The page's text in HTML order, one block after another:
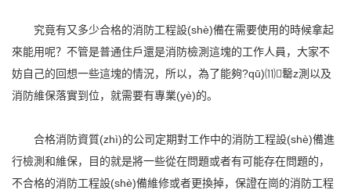
究竟有又多少合格的消防工程設(shè)備在需要使用的時候拿起
來能用呢？不管是普通住戶還是消防檢測這塊的工作人員，大家不
妨自己的回想一些這塊的情況，所以，為了能夠?qū)⑾罊z測以及
消防維保落實到位，就需要有專業(yè)的。
合格消防資質(zhì)的公司定期對工作中的消防工程設(shè)備進
行檢測和維保，目的就是將一些從在問題或者有可能存在問題的，
不合格的消防工程設(shè)備維修或者更換掉，保證在崗的消防工程